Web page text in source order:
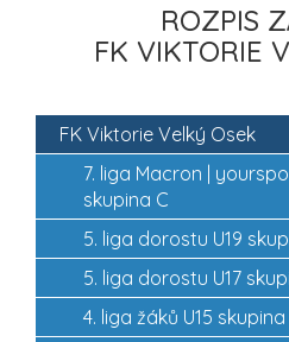
ROZPIS
FK VIKTORIE
FK Viktorie Velký Osek
7. liga Macron |
skupina C
5. liga dorostu U19
5. liga dorostu U17
4. liga žáků U15 skupina